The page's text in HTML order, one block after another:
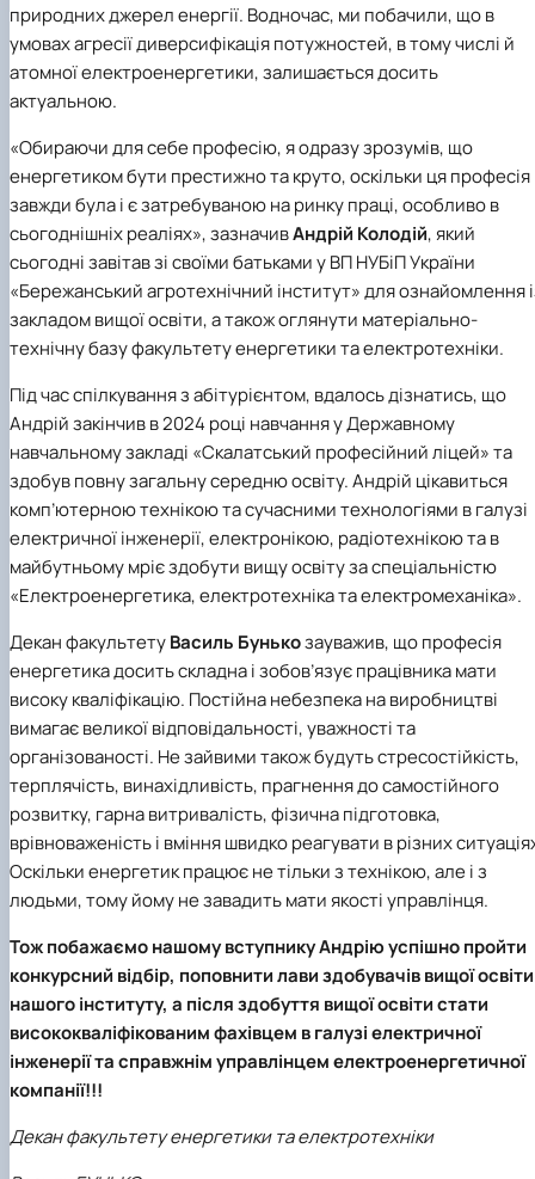
природних джерел енергії. Водночас, ми побачили, що в
умовах агресії диверсифікація потужностей, в тому числі й
атомної електроенергетики, залишається досить
актуальною.
«Обираючи для себе професію, я одразу зрозумів, що
енергетиком бути престижно та круто, оскільки ця професія
завжди була і є затребуваною на ринку праці, особливо в
сьогоднішніх реаліях», зазначивАндрій Колодій, який
сьогодні завітав зі своїми батьками у ВП НУБіП України
«Бережанський агротехнічний інститут» для ознайомлення
закладом вищої освіти, а також оглянути матеріально-
технічну базу факультету енергетики та електротехніки.
Під час спілкування з абітурієнтом, вдалось дізнатись, що
Андрій закінчив в 2024 році навчання у Державному
навчальному закладі «Скалатський професійний ліцей» та
здобув повну загальну середню освіту. Андрій цікавиться
комп’ютерною технікою та сучасними технологіями в галузі
електричної інженерії, електронікою, радіотехнікою та в
майбутньому мріє здобути вищу освіту за спеціальністю
«Електроенергетика, електротехніка та електромеханіка».
Декан факультетуВасиль Бунькозауважив, що професія
енергетика досить складна і зобов’язує працівника мати
високу кваліфікацію. Постійна небезпека на виробництві
вимагає великої відповідальності, уважності та
організованості. Не зайвими також будуть стресостійкість,
терплячість, винахідливість, прагнення до самостійного
розвитку, гарна витривалість, фізична підготовка,
врівноваженість і вміння швидко реагувати в різних
Оскільки енергетик працює не тільки з технікою, але і з
людьми, тому йому не завадить мати якості управлінця.
Тож побажаємо нашому вступнику Андрію успішно пройти
конкурсний відбір, поповнити лави здобувачів вищої освіти
нашого інституту, а після здобуття вищої освіти стати
висококваліфікованим фахівцем в галузі електричної
інженерії та справжнім управлінцем електроенергетичної
компанії!!!
Декан факультету енергетики та електротехніки